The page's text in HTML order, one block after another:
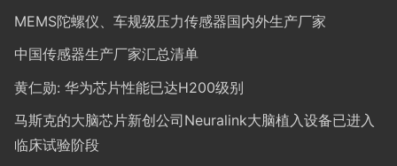
MEMS陀螺仪、车规级压力传感器国内外生产厂家
中国传感器生产厂家汇总清单
黄仁勋: 华为芯片性能已达H200级别
马斯克的大脑芯片新创公司Neuralink大脑植入设备已进入
临床试验阶段